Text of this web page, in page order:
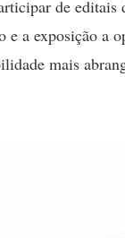
de editais
e a exposição a
mais